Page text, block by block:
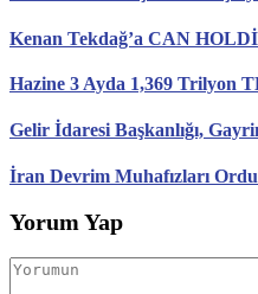
Kenan Tekdağ’a CAN
Hazine 3 Ayda 1,369 Trilyon
Gelir İdaresi Başkanlığı,
İran Devrim Muhafızları
Yorum Yap